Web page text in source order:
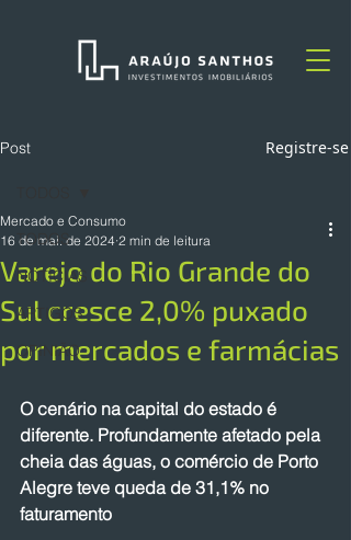
Post Registre-se
TODOS
NOTÍCIAS
ARTIGOS
OPINIÃO
Varejo do Rio Grande do
Sul cresce 2,0% puxado
por mercados e farmácias
Mercado e Consumo
16 de mai. de 2024 2 min de leitura
O cenário na capital do estado é
diferente. Profundamente afetado pela
cheia das águas, o comércio de Porto
Alegre teve queda de 31,1% no
faturamento